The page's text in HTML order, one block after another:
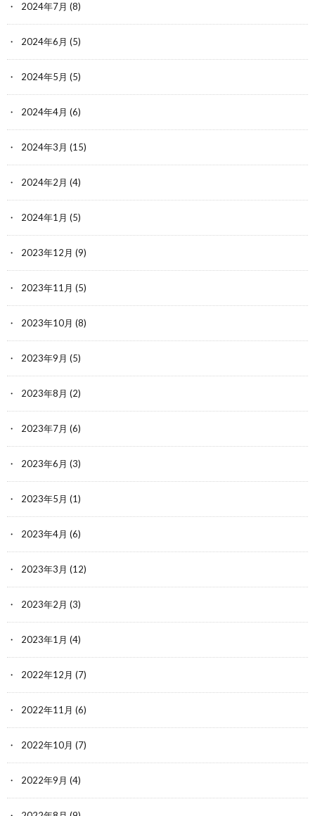
2024年7月 (8)
2024年6月 (5)
2024年5月 (5)
2024年4月 (6)
2024年3月 (15)
2024年2月 (4)
2024年1月 (5)
2023年12月 (9)
2023年11月 (5)
2023年10月 (8)
2023年9月 (5)
2023年8月 (2)
2023年7月 (6)
2023年6月 (3)
2023年5月 (1)
2023年4月 (6)
2023年3月 (12)
2023年2月 (3)
2023年1月 (4)
2022年12月 (7)
2022年11月 (6)
2022年10月 (7)
2022年9月 (4)